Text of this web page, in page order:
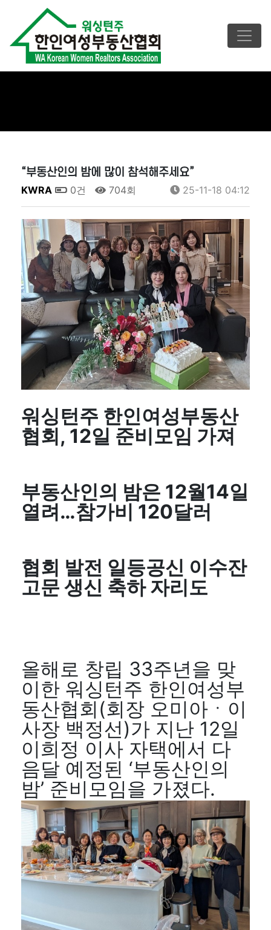
“부동산인의 밤에 많이 참석해주세요”
KWRA 0건 704회 25-11-18 04:12
워싱턴주 한인여성부동산
협회, 12일 준비모임 가져
부동산인의 밤은 12월14일
열려…참가비 120달러
협회 발전 일등공신 이수잔
고문 생신 축하 자리도
올해로 창립 33주년을 맞
이한 워싱턴주 한인여성부
동산협회(회장 오미아ㆍ이
사장 백정선)가 지난 12일
이희정 이사 자택에서 다
음달 예정된 ‘부동산인의
밤’ 준비모임을 가졌다.